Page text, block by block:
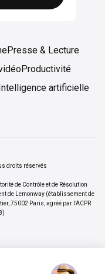
Presse & Lecture
Productivité
artificielle
droits réservés
de Contrôle et de Résolution
de Lemonway (établissement de
75002 Paris, agréé par l’ACPR